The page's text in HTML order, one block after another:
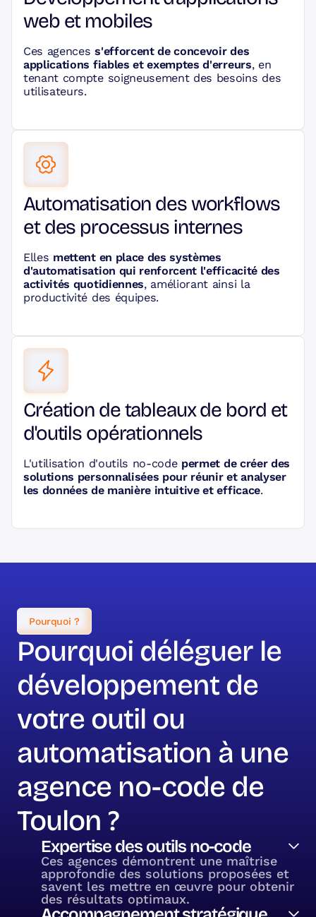
web et mobiles
Ces agencess'efforcent de concevoir des
applications fiables et exemptes d'erreurs, en
tenant compte soigneusement des besoins des
utilisateurs.
Automatisation des workflows
et des processus internes
Elles mettent en place des systèmes
d'automatisation qui renforcent l'efficacité des
activités quotidiennes, améliorant ainsi la
productivité des équipes.
Création de tableaux de bord et
d'outils opérationnels
L'utilisation d'outils no-code permet de créer des
solutions personnalisées pour réunir et analyser
les données de manière intuitive et efficace.
Pourquoi ?
Pourquoi déléguer le
développement de
votre outil ou
automatisation à une
agence no-code de
Toulon ?
Expertise des outils no-code
Ces agences démontrent une maîtrise
approfondie des solutions proposées et
savent les mettre en œuvre pour obtenir
des résultats optimaux.